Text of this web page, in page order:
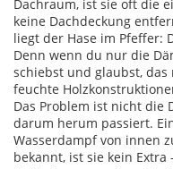
Dachraum, ist sie oft die
keine Dachdeckung
liegt der Hase im Pfeffer:
Denn wenn du nur die
schiebst und glaubst,
feuchte
Das Problem ist nicht die
darum herum passiert.
Wasserdampf von innen
bekannt, ist sie kein Extra